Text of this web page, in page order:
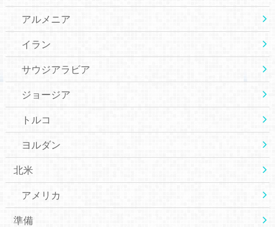
アルメニア
イラン
サウジアラビア
ジョージア
トルコ
ヨルダン
北米
アメリカ
準備